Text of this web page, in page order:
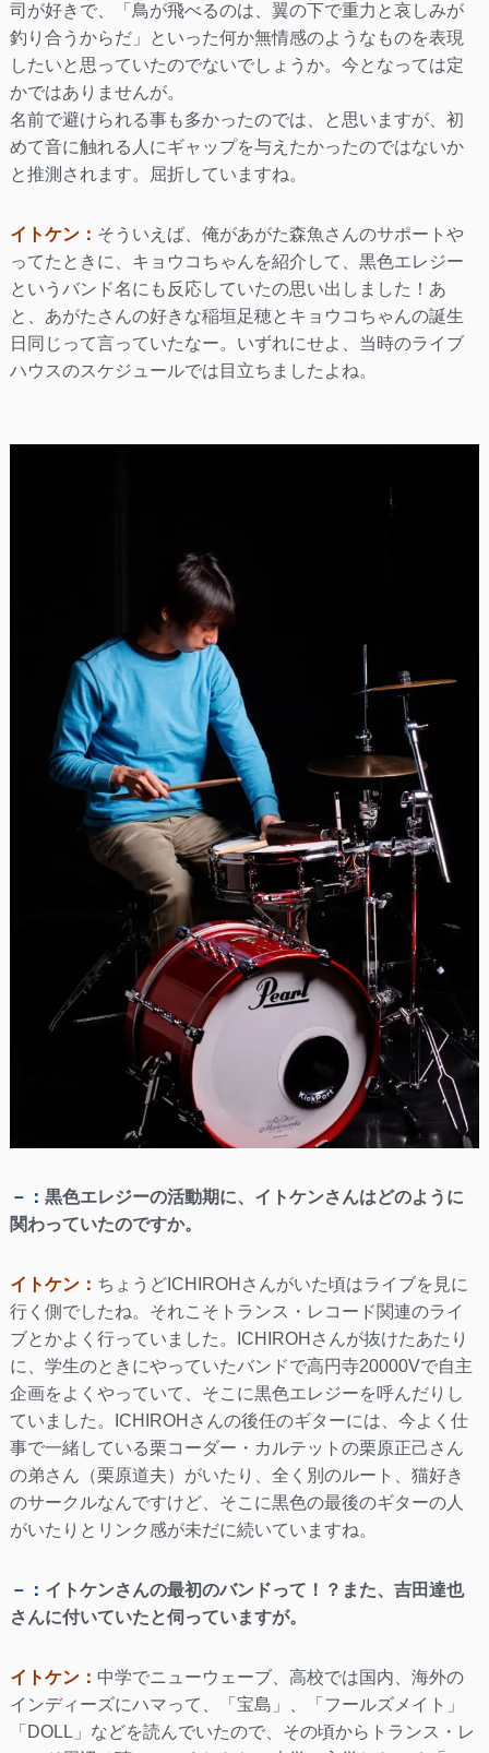
司が好きで、「鳥が飛べるのは、翼の下で重力と哀しみが
釣り合うからだ」といった何か無情感のようなものを表現
したいと思っていたのでないでしょうか。今となっては定
かではありませんが。
名前で避けられる事も多かったのでは、と思いますが、初
めて音に触れる人にギャップを与えたかったのではないか
と推測されます。屈折していますね。
イトケン： そういえば、俺があがた森魚さんのサポートや
ってたときに、キョウコちゃんを紹介して、黒色エレジー
というバンド名にも反応していたの思い出しました！あ
と、あがたさんの好きな稲垣足穂とキョウコちゃんの誕生
日同じって言っていたなー。いずれにせよ、当時のライブ
ハウスのスケジュールでは目立ちましたよね。
－： 黒色エレジーの活動期に、イトケンさんはどのように
関わっていたのですか。
イトケン： ちょうどICHIROHさんがいた頃はライブを見に
行く側でしたね。それこそトランス・レコード関連のライ
ブとかよく行っていました。ICHIROHさんが抜けたあたり
に、学生のときにやっていたバンドで高円寺20000Vで自主
企画をよくやっていて、そこに黒色エレジーを呼んだりし
ていました。ICHIROHさんの後任のギターには、今よく仕
事で一緒している栗コーダー・カルテットの栗原正己さん
の弟さん（栗原道夫）がいたり、全く別のルート、猫好き
のサークルなんですけど、そこに黒色の最後のギターの人
がいたりとリンク感が未だに続いていますね。
－： イトケンさんの最初のバンドって！？また、吉田達也
さんに付いていたと伺っていますが。
イトケン： 中学でニューウェーブ、高校では国内、海外の
インディーズにハマって、「宝島」、「フールズメイト」
「DOLL」などを読んでいたので、その頃からトランス・レ